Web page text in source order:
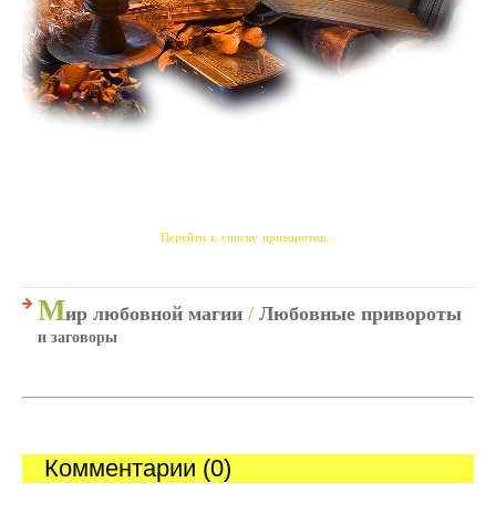
Перейти к списку приворотов...
Мир любовной магии / Любовные привороты
и заговоры
Комментарии (0)